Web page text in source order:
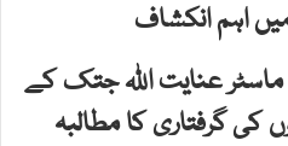
اہم انکشاف
ماسٹر عنایت اللہ جتک کے
کی گرفتاری کا مطالبہ